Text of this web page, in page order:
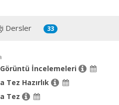
Dersler 33
Görüntü İncelemeleri
Tez Hazırlık
Tez